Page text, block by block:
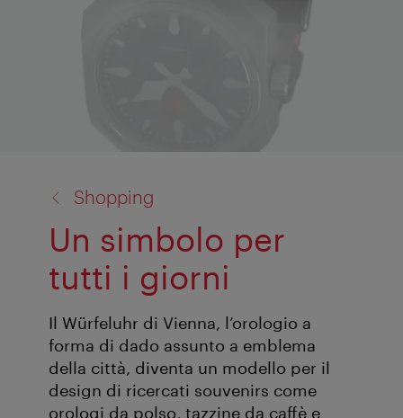
Shopping
Un simbolo per
tutti i giorni
Il Würfeluhr di Vienna, l’orologio a
forma di dado assunto a emblema
della città, diventa un modello per il
design di ricercati souvenirs come
orologi da polso, tazzine da caffè e